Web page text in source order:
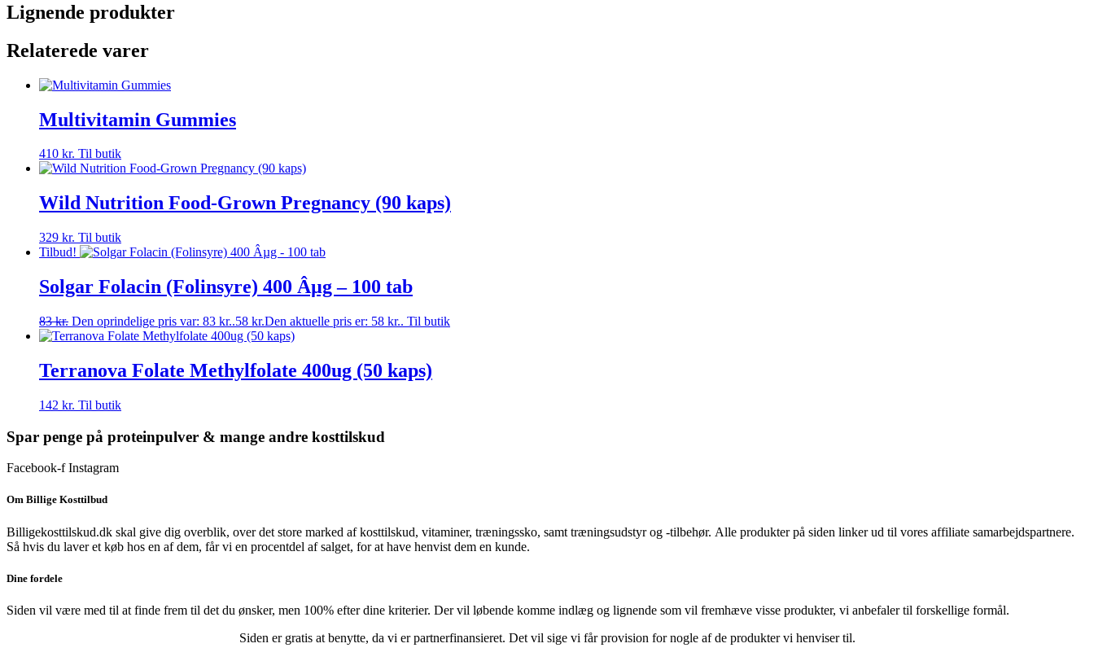
Lignende produkter
Relaterede varer
Multivitamin Gummies
410 kr. Til butik
Wild Nutrition Food-Grown Pregnancy (90 kaps)
329 kr. Til butik
Tilbud!
Solgar Folacin (Folinsyre) 400 Âµg – 100 tab
83kr. Den oprindelige pris var: 83 kr..58 kr.Den aktuelle pris er: 58 kr.. Til butik
Terranova Folate Methylfolate 400ug (50 kaps)
142 kr. Til butik
Spar penge på proteinpulver & mange andre kosttilskud
Facebook-f Instagram
Om Billige Kosttilbud
Billigekosttilskud.dk skal give dig overblik, over det store marked af kosttilskud, vitaminer, træningssko, samt træningsudstyr og -tilbehør. Alle produkter på siden linker ud til vores affiliate samarbejdspartnere.
Så hvis du laver et køb hos en af dem, får vi en procentdel af salget, for at have henvist dem en kunde.
Dine fordele
Siden vil være med til at finde frem til det du ønsker, men 100% efter dine kriterier. Der vil løbende komme indlæg og lignende som vil fremhæve visse produkter, vi anbefaler til forskellige formål.
Siden er gratis at benytte, da vi er partnerfinansieret. Det vil sige vi får provision for nogle af de produkter vi henviser til.